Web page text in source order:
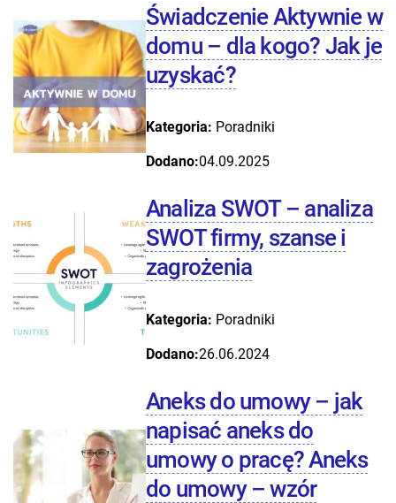
Świadczenie Aktywnie w
domu – dla kogo? Jak je
uzyskać?
Kategoria: Poradniki
Dodano:04.09.2025
Analiza SWOT – analiza
SWOT firmy, szanse i
zagrożenia
Kategoria: Poradniki
Dodano:26.06.2024
Aneks do umowy – jak
napisać aneks do
umowy o pracę? Aneks
do umowy – wzór